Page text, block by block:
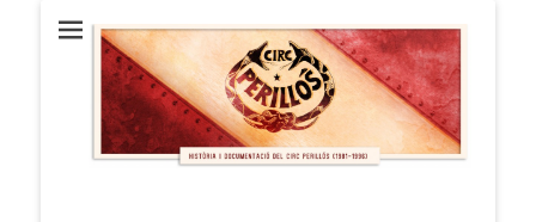
Circ Perillós
HISTÒRIA i DOCUMENTACIÓ (1981 / 1996)